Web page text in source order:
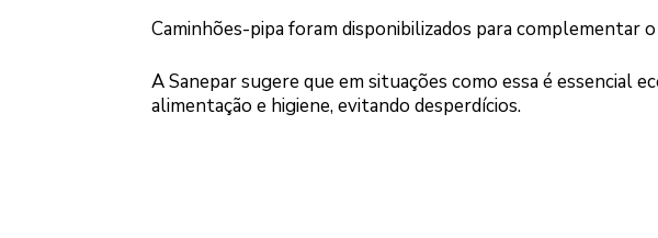
Caminhões-pipa foram disponibilizados para complementar
A Sanepar sugere que em situações como essa é essencial
alimentação e higiene, evitando desperdícios.